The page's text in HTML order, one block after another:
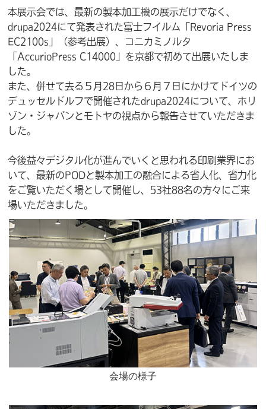
本展示会では、最新の製本加工機の展示だけでなく、
drupa2024にて発表された富士フイルム「Revoria Press
EC2100s」（参考出展）、コニカミノルタ
「AccurioPress C14000」を京都で初めて出展いたしま
した。
また、併せて去る５月28日から６月７日にかけてドイツの
デュッセルドルフで開催されたdrupa2024について、ホリ
ゾン・ジャパンとモトヤの視点から報告させていただきま
した。
今後益々デジタル化が進んでいくと思われる印刷業界にお
いて、最新のPODと製本加工の融合による省人化、省力化
をご覧いただく場として開催し、53社88名の方々にご来
場いただきました。
会場の様子